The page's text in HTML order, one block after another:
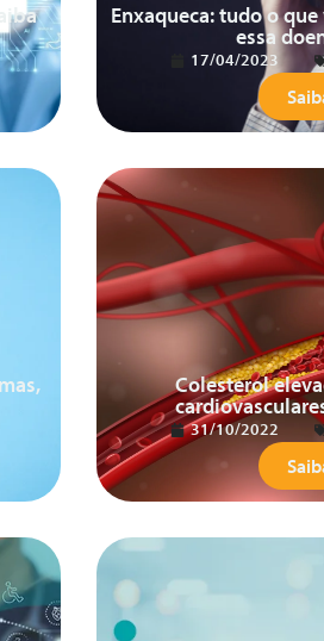
Enxaqueca: tudo o
essa
17/04/2023
Colesterol
31/10/2022